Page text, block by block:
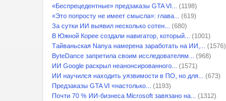
«Беспрецедентные» предзаказы GTA VI...
(1198)
«Это попросту не имеет смысла»: глава...
(619)
За сутки ИИ выявил несколько сотен...
(680)
В Южной Корее создали навигатор, который...
(1001)
Тайваньская Nanya намерена заработать на ИИ,...
(1576)
ByteDance запретила своим исследователям...
(968)
ИИ Google раскрыл неанонсированного...
(1571)
ИИ научился находить уязвимости в ПО, но для...
(673)
Предзаказы GTA VI «настолько...
(1193)
Почти 70 % ИИ-бизнеса Microsoft завязано на...
(1312)